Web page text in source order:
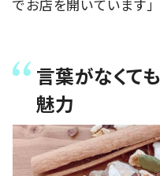
でお店を開いています」
言葉がなくて
魅力